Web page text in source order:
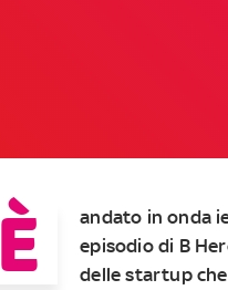
È
andato in onda
episodio di B
delle startup